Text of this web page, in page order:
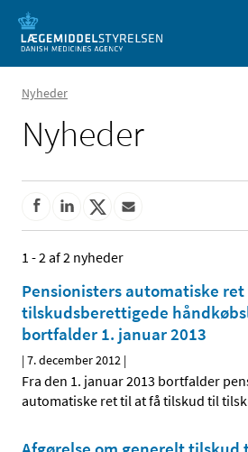
Nyheder
Nyheder
1 - 2 af 2 nyheder
Pensionisters automatiske
tilskudsberettigede
bortfalder 1. januar 2013
|7. december 2012 |
Fra den 1. januar 2013 bortfalder
automatiske ret til at få tilskud til